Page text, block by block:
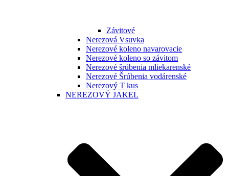
Závitové
Nerezová Vsuvka
Nerezové koleno navarovacie
Nerezové koleno so závitom
Nerezové šrúbenia mliekarenské
Nerezové Šrúbenia vodárenské
Nerezový T kus
NEREZOVÝ JAKEL